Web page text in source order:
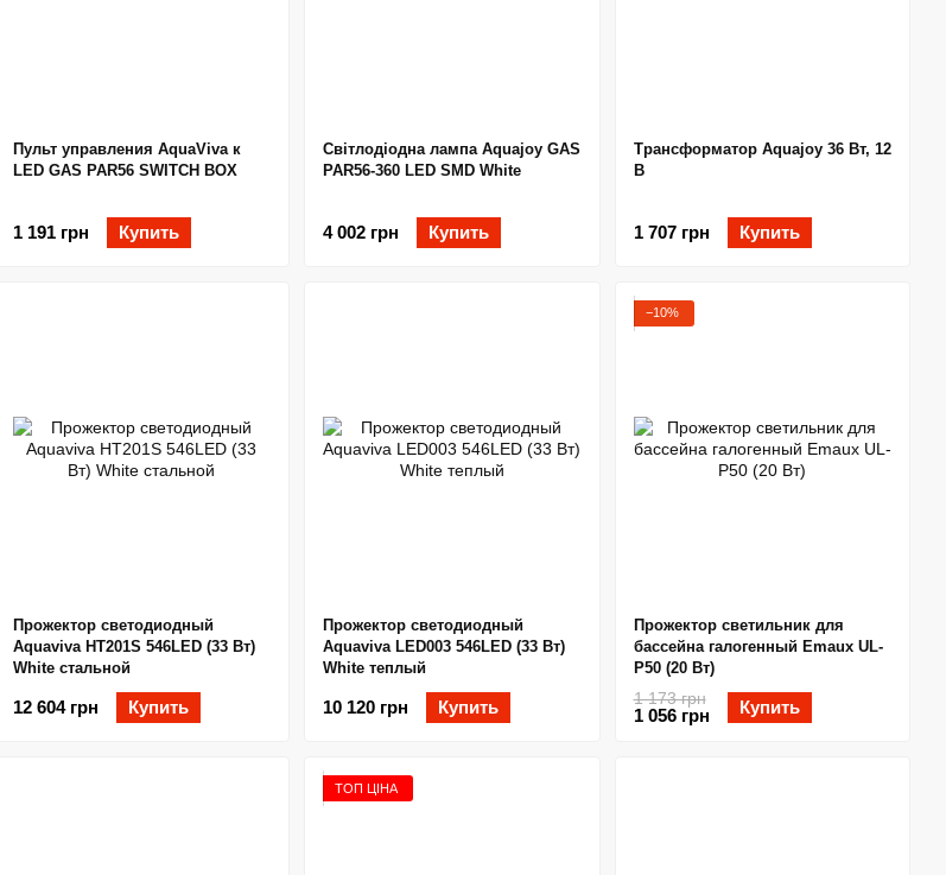
Пульт управления AquaViva к
LED GAS PAR56 SWITCH BOX
1 191 грн Купить
Світлодіодна лампа Aquajoy GAS
PAR56-360 LED SMD White
4 002 грн Купить
Трансформатор Aquajoy 36 Вт, 12
В
1 707 грн Купить
Прожектор светодиодный
Aquaviva HT201S 546LED (33 Вт)
White стальной
12 604 грн Купить
Прожектор светодиодный
Aquaviva LED003 546LED (33 Вт)
White теплый
10 120 грн Купить
−10%
Прожектор светильник для
бассейна галогенный Emaux UL-
P50 (20 Вт)
1 173 грн
1 056 грн Купить
ТОП ЦІНА